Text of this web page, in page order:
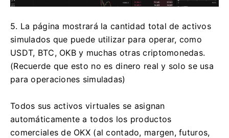
5. La página mostrará la cantidad total de activos
simulados que puede utilizar para operar, como
USDT, BTC, OKB y muchas otras criptomonedas.
(Recuerde que esto no es dinero real y solo se usa
para operaciones simuladas)
Todos sus activos virtuales se asignan
automáticamente a todos los productos
comerciales de OKX (al contado, margen, futuros,